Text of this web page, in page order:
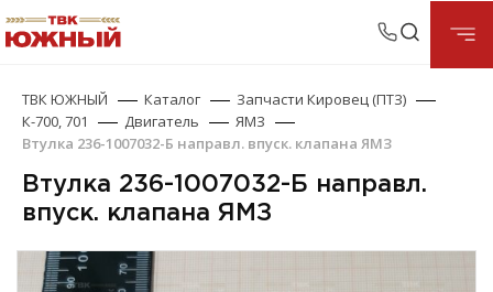
ТВК ЮЖНЫЙ Каталог
Запчасти Кировец (ПТЗ)
К-700, 701
Двигатель
ЯМЗ
Втулка 236-1007032-Б направл. впуск. клапана ЯМЗ
Втулка 236-1007032-Б направл.
впуск. клапана ЯМЗ